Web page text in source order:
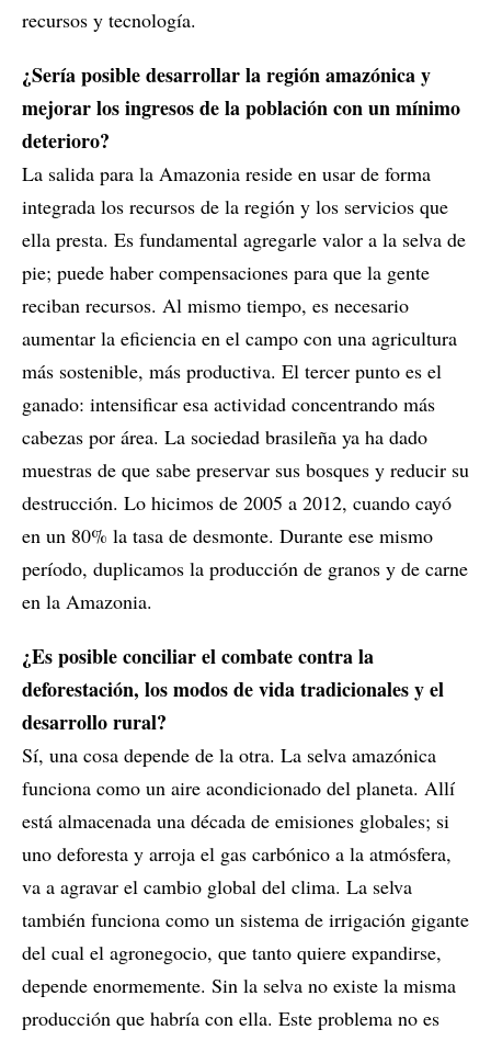
recursos y tecnología.
¿Sería posible desarrollar la región amazónica y
mejorar los ingresos de la población con un mínimo
deterioro?
La salida para la Amazonia reside en usar de forma
integrada los recursos de la región y los servicios que
ella presta. Es fundamental agregarle valor a la selva de
pie; puede haber compensaciones para que la gente
reciban recursos. Al mismo tiempo, es necesario
aumentar la eficiencia en el campo con una agricultura
más sostenible, más productiva. El tercer punto es el
ganado: intensificar esa actividad concentrando más
cabezas por área. La sociedad brasileña ya ha dado
muestras de que sabe preservar sus bosques y reducir su
destrucción. Lo hicimos de 2005 a 2012, cuando cayó
en un 80% la tasa de desmonte. Durante ese mismo
período, duplicamos la producción de granos y de carne
en la Amazonia.
¿Es posible conciliar el combate contra la
deforestación, los modos de vida tradicionales y el
desarrollo rural?
Sí, una cosa depende de la otra. La selva amazónica
funciona como un aire acondicionado del planeta. Allí
está almacenada una década de emisiones globales; si
uno deforesta y arroja el gas carbónico a la atmósfera,
va a agravar el cambio global del clima. La selva
también funciona como un sistema de irrigación gigante
del cual el agronegocio, que tanto quiere expandirse,
depende enormemente. Sin la selva no existe la misma
producción que habría con ella. Este problema no es